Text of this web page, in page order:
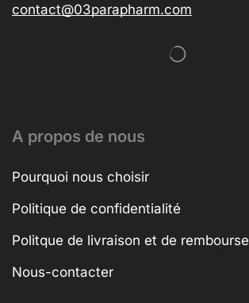
contact@03parapharm.com
A propos de nous
Pourquoi nous choisir
Politique de confidentialité
Politque de livraison et de
Nous-contacter